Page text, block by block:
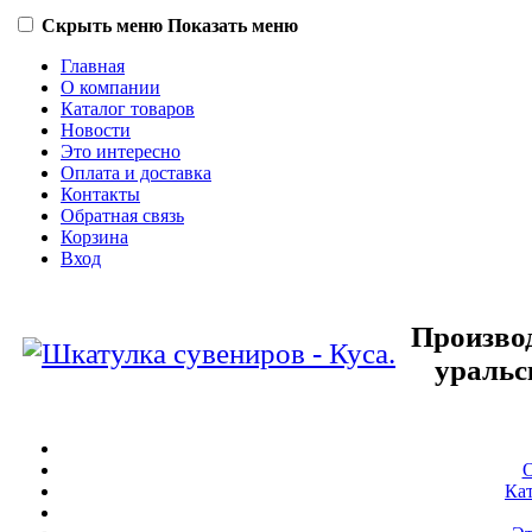
Скрыть меню Показать меню
Главная
О компании
Каталог товаров
Новости
Это интересно
Оплата и доставка
Контакты
Обратная связь
Корзина
Вход